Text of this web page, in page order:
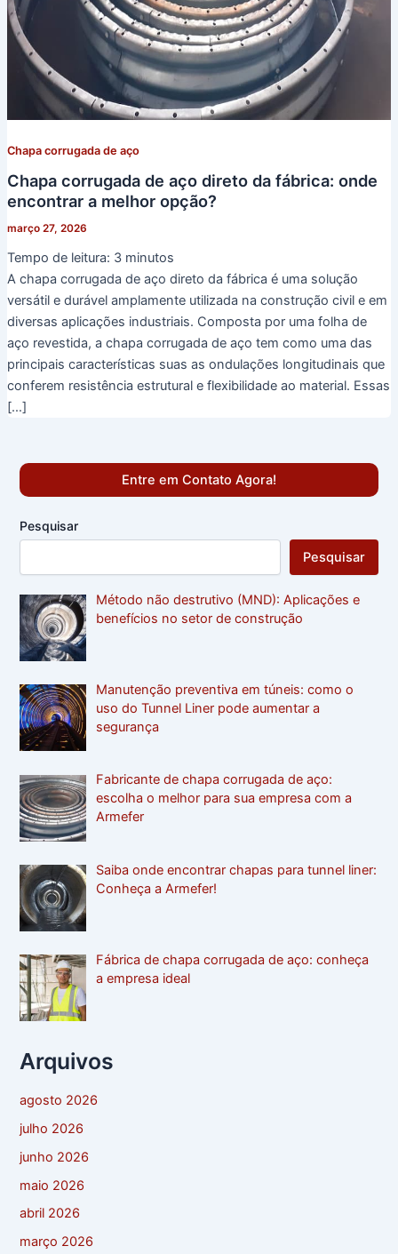
Chapa corrugada de aço
Chapa corrugada de aço direto da fábrica: onde
encontrar a melhor opção?
março 27, 2026
Tempo de leitura: 3 minutos
A chapa corrugada de aço direto da fábrica é uma solução
versátil e durável amplamente utilizada na construção civil e em
diversas aplicações industriais. Composta por uma folha de
aço revestida, a chapa corrugada de aço tem como uma das
principais características suas as ondulações longitudinais que
conferem resistência estrutural e flexibilidade ao material. Essas
[…]
Entre em Contato Agora!
Pesquisar
Pesquisar
Método não destrutivo (MND): Aplicações e
benefícios no setor de construção
Manutenção preventiva em túneis: como o
uso do Tunnel Liner pode aumentar a
segurança
Fabricante de chapa corrugada de aço:
escolha o melhor para sua empresa com a
Armefer
Saiba onde encontrar chapas para tunnel liner:
Conheça a Armefer!
Fábrica de chapa corrugada de aço: conheça
a empresa ideal
Arquivos
agosto 2026
julho 2026
junho 2026
maio 2026
abril 2026
março 2026